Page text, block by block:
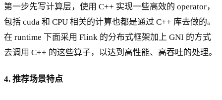
第一步先写计算层，使用 C++ 实现一些高效的 operator，
包括 cuda 和 CPU 相关的计算也都是通过 C++ 库去做的。
在 runtime 下面采用 Flink 的分布式框架加上 GNI 的方式
去调用 C++ 的这些算子，以达到高性能、高吞吐的处理。
4. 推荐场景特点